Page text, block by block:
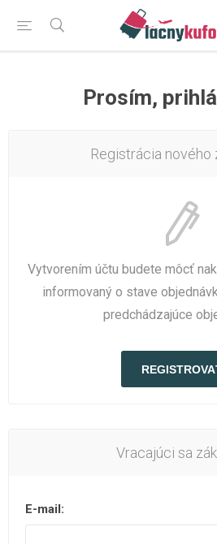
Prosím,
Registrácia nového
Vytvorením účtu budete môcť
informovaný o stave
predchádzajúce
Vracajúci sa
E-mail: